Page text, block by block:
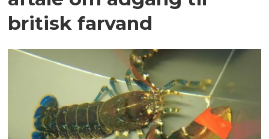
britisk farvand